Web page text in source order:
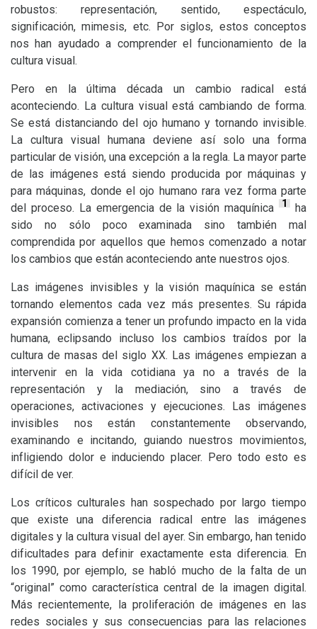
robustos: representación, sentido, espectáculo,
significación, mimesis, etc. Por siglos, estos conceptos
nos han ayudado a comprender el funcionamiento de la
cultura visual.
Pero en la última década un cambio radical está
aconteciendo. La cultura visual está cambiando de forma.
Se está distanciando del ojo humano y tornando invisible.
La cultura visual humana deviene así solo una forma
particular de visión, una excepción a la regla. La mayor parte
de las imágenes está siendo producida por máquinas y
para máquinas, donde el ojo humano rara vez forma parte
del proceso. La emergencia de la visión maquínica 1
ha
sido no sólo poco examinada sino también mal
comprendida por aquellos que hemos comenzado a notar
los cambios que están aconteciendo ante nuestros ojos.
Las imágenes invisibles y la visión maquínica se están
tornando elementos cada vez más presentes. Su rápida
expansión comienza a tener un profundo impacto en la vida
humana, eclipsando incluso los cambios traídos por la
cultura de masas del siglo XX. Las imágenes empiezan a
intervenir en la vida cotidiana ya no a través de la
representación y la mediación, sino a través de
operaciones, activaciones y ejecuciones. Las imágenes
invisibles nos están constantemente observando,
examinando e incitando, guiando nuestros movimientos,
infligiendo dolor e induciendo placer. Pero todo esto es
difícil de ver.
Los críticos culturales han sospechado por largo tiempo
que existe una diferencia radical entre las imágenes
digitales y la cultura visual del ayer. Sin embargo, han tenido
dificultades para definir exactamente esta diferencia. En
los 1990, por ejemplo, se habló mucho de la falta de un
“original” como característica central de la imagen digital.
Más recientemente, la proliferación de imágenes en las
redes sociales y sus consecuencias para las relaciones